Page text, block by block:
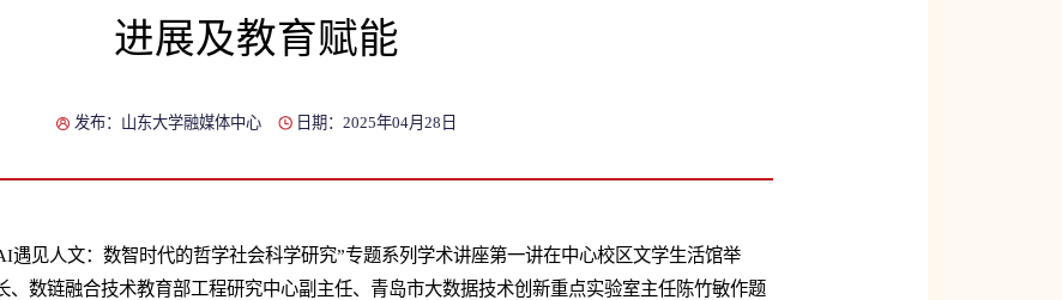
进展及教育赋能
发布：山东大学融媒体中心 日期：2025年04月28日
遇见人文：数智时代的哲学社会科学研究”专题系列学术讲座第一讲在中心校区文学生活馆举
、数链融合技术教育部工程研究中心副主任、青岛市大数据技术创新重点实验室主任陈竹敏作题